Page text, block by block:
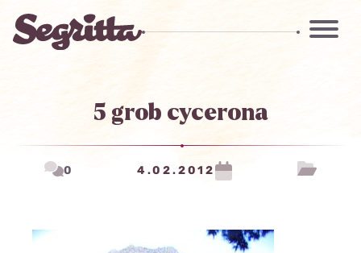
5 grob cycerona
0 4.02.2012